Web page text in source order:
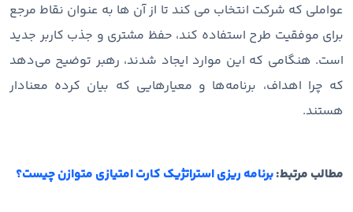
عواملی که شرکت انتخاب می کند تا از آن ها به عنوان نقاط مرجع
برای موفقیت طرح استفاده کند، حفظ مشتری و جذب کاربر جدید
است. هنگامی که این موارد ایجاد شدند، رهبر توضیح می‌دهد
که چرا اهداف، برنامه‌ها و معیارهایی که بیان کرده معنادار
هستند.
مطالب مرتبط:برنامه ریزی استراتژیک کارت امتیازی متوازن چیست؟